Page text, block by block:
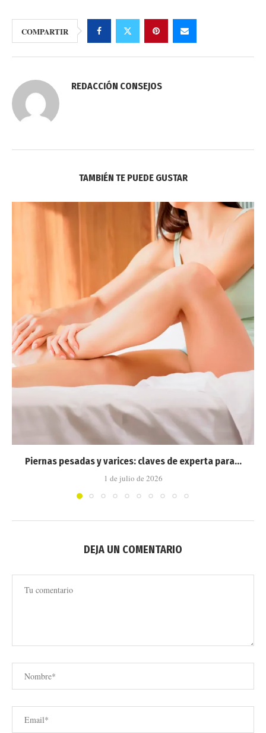
COMPARTIR
REDACCIÓN CONSEJOS
TAMBIÉN TE PUEDE GUSTAR
Piernas pesadas y varices: claves de experta para...
1 de julio de 2026
DEJA UN COMENTARIO